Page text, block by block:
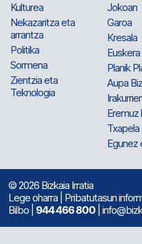
Kulturea
Nekazaritza eta
arrantza
Politika
Sormena
Zientzia eta
Teknologia
Jokoan
Garoa
Kresala
Planik
Aupa
Eremuz
Txapela
Egunez
© 2026 Bizkaia Irratia
Lege oharra Pribatutasun
Bilbo | 944 466 800 |